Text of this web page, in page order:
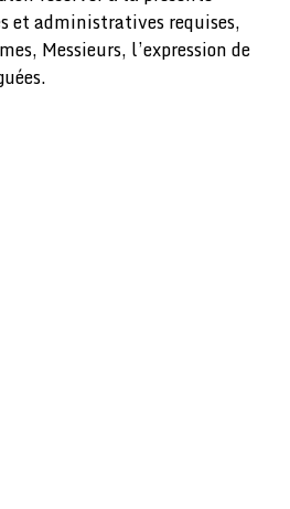
et administratives requises,
Messieurs, l’expression de